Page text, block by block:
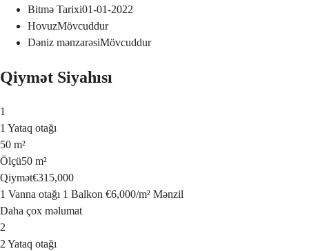
Bitmə Tarixi01-01-2022
HovuzMövcuddur
Dəniz mənzarəsiMövcuddur
Qiymət Siyahısı
1
1 Yataq otağı
50 m²
Ölçü50 m²
Qiymət€315,000
1 Vanna otağı 1 Balkon €6,000/m² Mənzil
Daha çox məlumat
2
2 Yataq otağı